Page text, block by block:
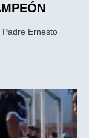
Ernesto